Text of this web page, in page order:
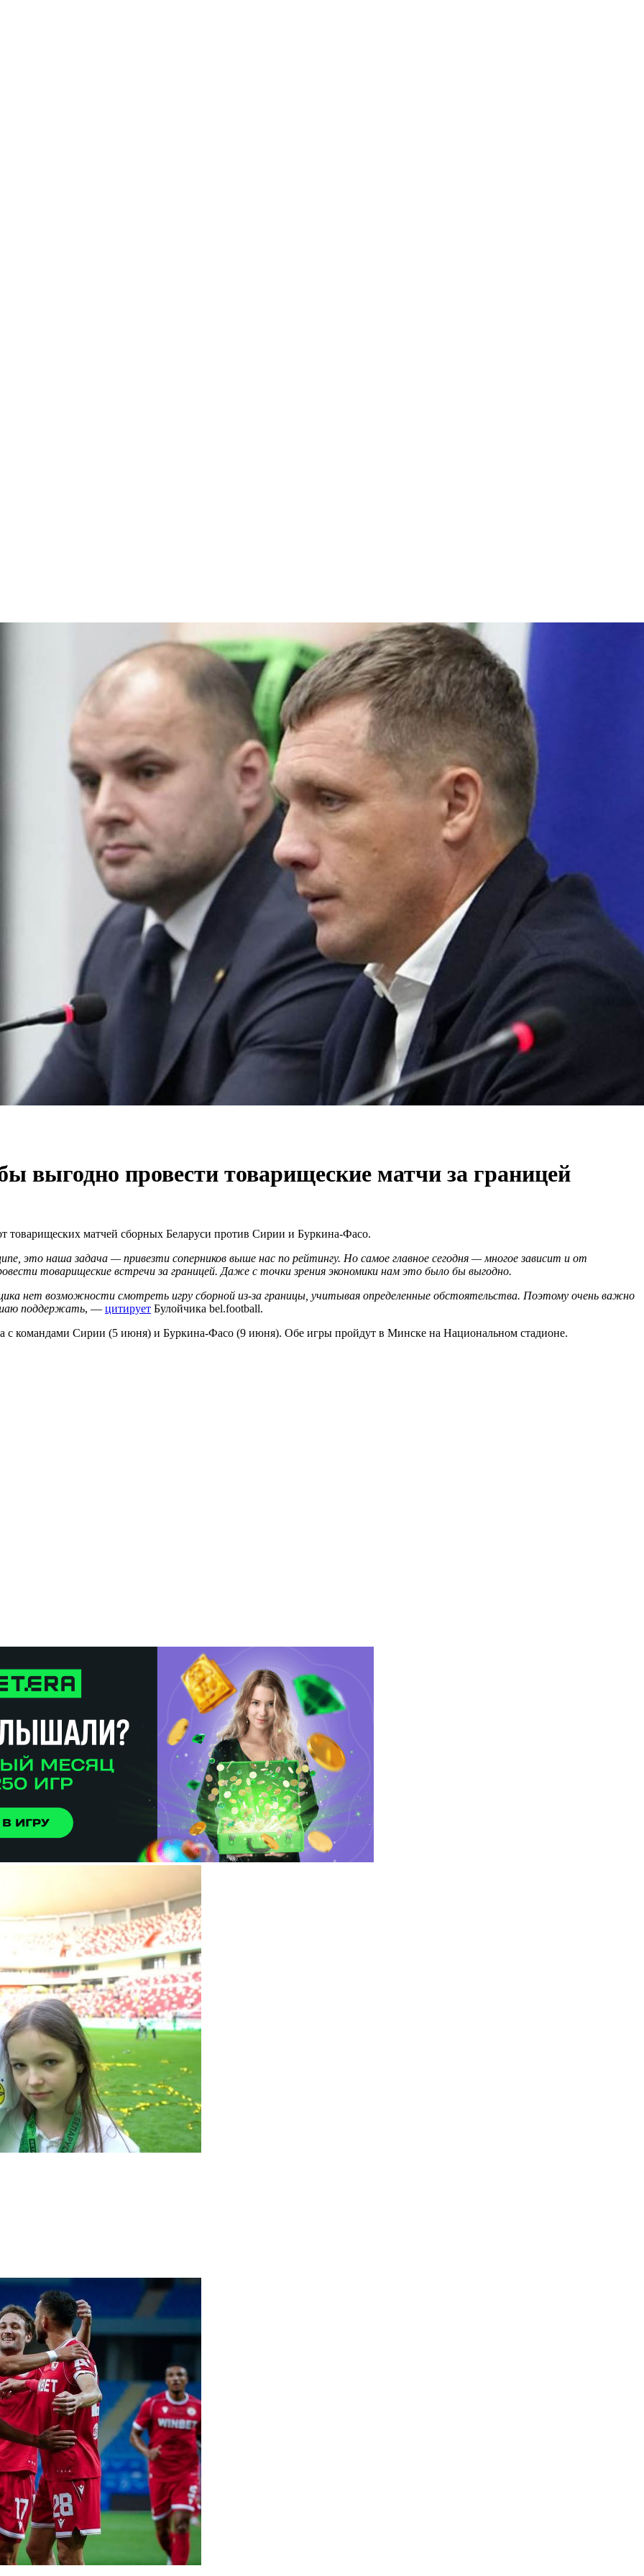
выгодно провести товарищеские матчи за границей
матчей сборных Беларуси против Сирии и Буркина-Фасо.
это наша задача — привезти соперников выше нас по рейтингу. Но самое главное сегодня — многое зависит и от
товарищеские встречи за границей. Даже с точки зрения экономики нам это было бы выгодно.
нет возможности смотреть игру сборной из-за границы, учитывая определенные обстоятельства. Поэтому очень важно
поддержать, — цитирует Булойчика bel.football.
с командами Сирии (5 июня) и Буркина-Фасо (9 июня). Обе игры пройдут в Минске на Национальном стадионе.